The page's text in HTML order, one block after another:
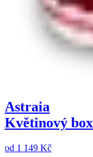
Astraia
Květinový
od 1 149 Kč